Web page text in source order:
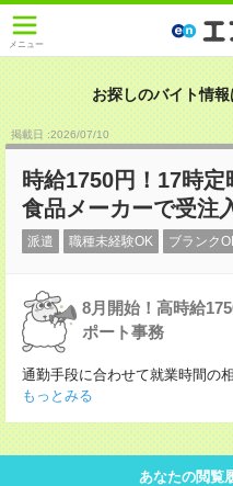
メニュー
お探しのバイト情報
掲載日 :2026/07/10
時給1750円！17時
食品メーカーで受注
派遣 職種未経験OK ブランク
8月開始！高時給
ポート事務
通勤手段に合わせて就業時間の
もっとみる
あなたの閲覧